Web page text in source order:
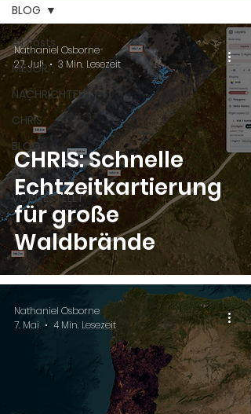
All Posts
MEJOR
NACHRICHTEN
CHRIS
BLOG
LUCI
VORGESTELLT
BLOG
CHRIS: Schnelle
Echtzeitkartierung
für große
Waldbrände
Nathaniel Osborne
27. Juli
3 Min. Lesezeit
Nathaniel Osborne
7. Mai
4 Min. Lesezeit